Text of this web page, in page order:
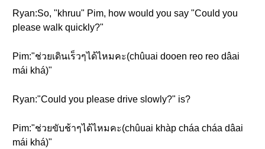
Ryan:So, "khruu" Pim, how would you say "Could you
please walk quickly?"
Pim:"ช่วยเดินเร็วๆได้ไหมคะ(chûuai dooen reo reo dâai
mái khá)"
Ryan:"Could you please drive slowly?" is?
Pim:"ช่วยขับช้าๆได้ไหมคะ(chûuai khàp cháa cháa dâai
mái khá)"